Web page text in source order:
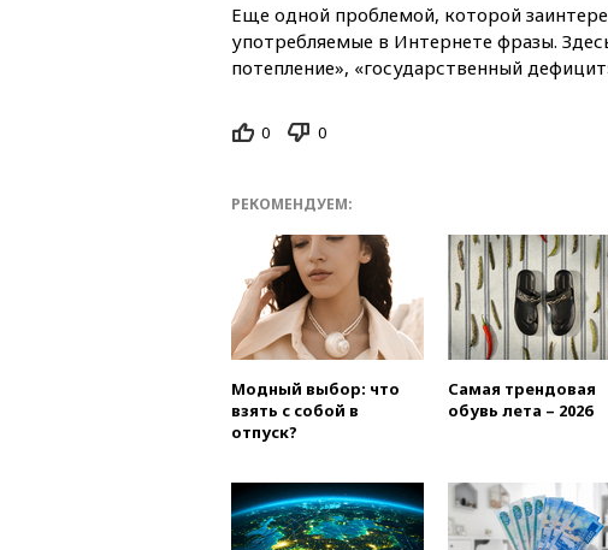
Еще одной проблемой, которой
употребляемые в Интернете фразы.
потепление», «государственный
0 0
РЕКОМЕНДУЕМ:
Модный выбор: что
взять с собой в
отпуск?
Самая трендовая
обувь лета – 2026